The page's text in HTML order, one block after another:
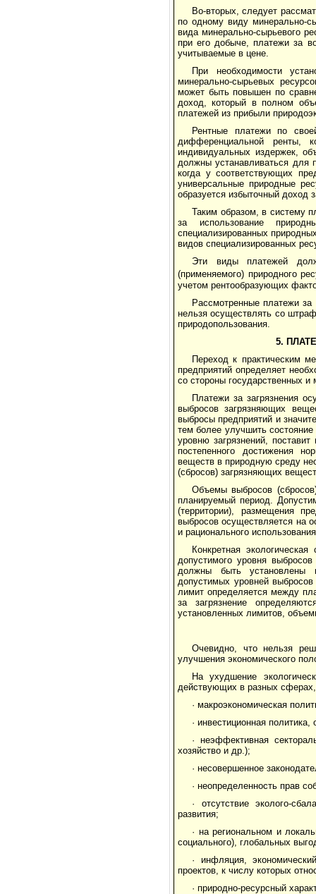
Во-вторых, следует
по од­ному виду минерально-
вида минерально-сырьевого
при его добыче, платежи за
учитываемые в цене.
При необходимости
минерально-сырьевых
может быть повышен по
доход, который в полном
платежей из при­были
Рентные платежи по
дифференциальной рен­ты,
индивидуальных издержек,
должны устанавливаться для
когда у соот­ветствующих
универсальные природные
образуется избыточный доход
Таким образом, в систему
за использо­вание
специализированных
видов специализированных
Эти виды платежей
(применяемого) природного
учетом рентообразующих
Рассмотренные платежи
нельзя осуществлять со
природопользования.
5.
Переход к практическим
предприятий опре­деляет
со стороны государственных и
Платежи за загрязнения
выбросов заг­рязняющих
выбросы предприятий и
тем более улучшить
уровню загрязнений,
постепенного достижения
веществ в природную среду
(сбросов) загрязняющих
Объемы выбросов
планируемый пери­од.
(территории), размещения
выбросов осуществляется на
и рацио­нального
Конкретная
допустимого уровня
должны быть установлены
допустимых уровней
лимит определяется между
за загрязне­ние
установленных лимитов,
Очевидно, что нельзя
улучшения экономического
На ухудшение
действующих в разных
· макроэкономическая
· инвестиционная
· неэффективная
хозяйство и др.);
· несовершенное
· неопределенность прав
· отсутствие эколого-
развития;
· на региональном и
социального), глобальных
· инфляция,
проектов, к числу которых
· природно-ресурсный